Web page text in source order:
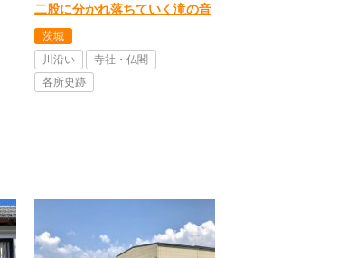
二股に分かれ落ちていく滝の音
茨城
川沿い
寺社・仏閣
各所史跡